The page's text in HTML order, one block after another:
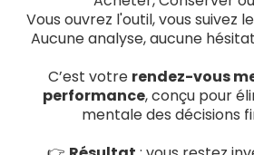
Vous ouvrez l'outil, vous suivez
Aucune analyse, aucune
C’est votre rendez-vous
performance, conçu pour
mentale des décisions